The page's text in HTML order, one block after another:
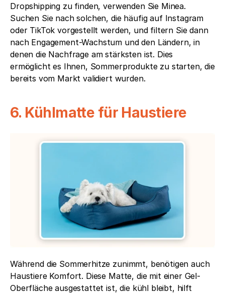
Dropshipping zu finden, verwenden Sie Minea.
Suchen Sie nach solchen, die häufig auf Instagram
oder TikTok vorgestellt werden, und filtern Sie dann
nach Engagement-Wachstum und den Ländern, in
denen die Nachfrage am stärksten ist. Dies
ermöglicht es Ihnen, Sommerprodukte zu starten, die
bereits vom Markt validiert wurden.
6. Kühlmatte für Haustiere
Während die Sommerhitze zunimmt, benötigen auch
Haustiere Komfort. Diese Matte, die mit einer Gel-
Oberfläche ausgestattet ist, die kühl bleibt, hilft